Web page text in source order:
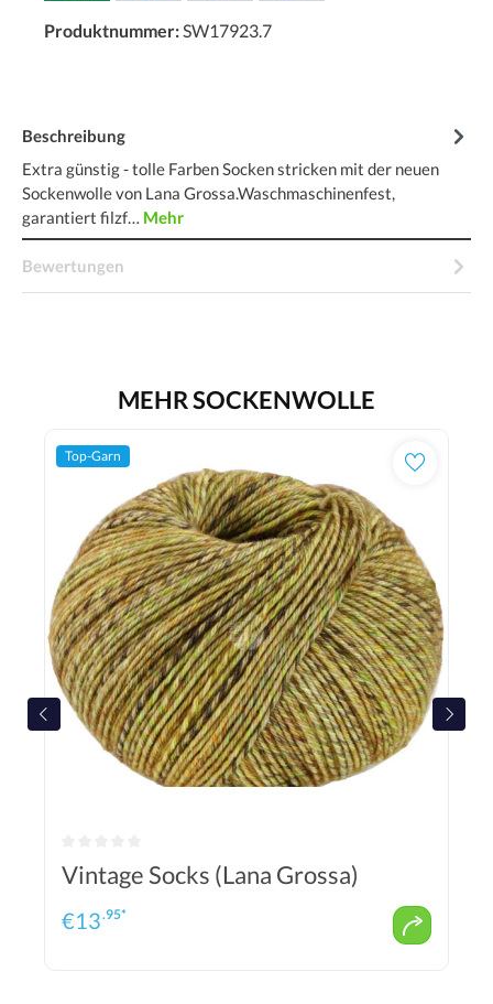
Produktnummer: SW17923.7
Beschreibung
Extra günstig - tolle Farben Socken stricken mit der neuen
Sockenwolle von Lana Grossa.Waschmaschinenfest,
garantiert filzf… Mehr
Bewertungen
MEHR SOCKENWOLLE
Top-Garn
Vintage Socks (Lana Grossa)
€13.95*